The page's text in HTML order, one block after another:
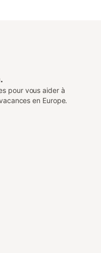
pour vous aider à
en Europe.